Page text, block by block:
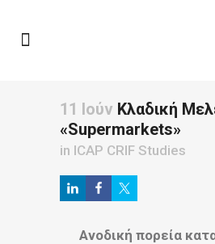
11 Ιούν Κλαδική
«Supermarkets»
in ICAP CRIF Studies
Ανοδική πορεία